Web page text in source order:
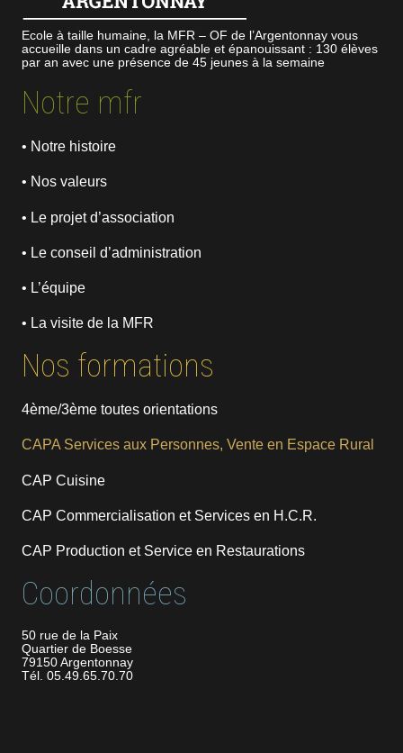
Ecole à taille humaine, la MFR – OF de l’Argentonnay vous
accueille dans un cadre agréable et épanouissant : 130 élèves
par an avec une présence de 45 jeunes à la semaine
Notre mfr
• Notre histoire
• Nos valeurs
• Le projet d’association
• Le conseil d’administration
• L’équipe
• La visite de la MFR
Nos formations
4ème/3ème toutes orientations
CAPA Services aux Personnes, Vente en Espace Rural
CAP Cuisine
CAP Commercialisation et Services en H.C.R.
CAP Production et Service en Restaurations
Coordonnées
50 rue de la Paix
Quartier de Boesse
79150 Argentonnay
Tél. 05.49.65.70.70